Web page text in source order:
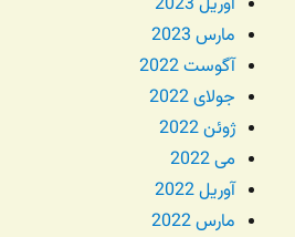
مارس 2023
آگوست 2022
جولای 2022
ژوئن 2022
می 2022
آوریل 2022
مارس 2022